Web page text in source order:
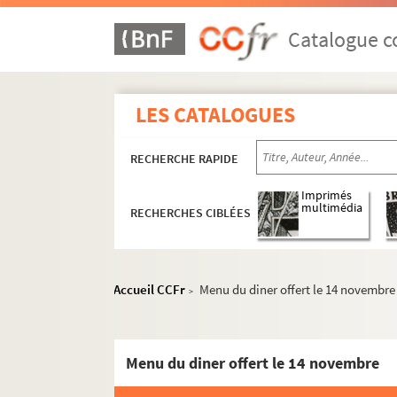
Catalogue
LES CATALOGUES
RECHERCHE RAPIDE
RECHERCHES CIBLÉES
Imprimés
multimédia
Accueil CCFr > Menu du diner offert le 14 novembre
Menu du diner offert le 14 novembre